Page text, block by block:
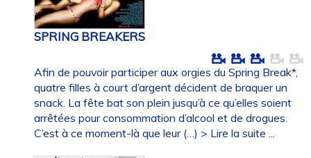
SPRING BREAKERS
Afin de pouvoir participer aux orgies du Spring Break*,
quatre filles à court d’argent décident de braquer un
snack. La fête bat son plein jusqu’à ce qu’elles soient
arrêtées pour consommation d’alcool et de drogues.
C’est à ce moment-là que leur (…) > Lire la suite ...